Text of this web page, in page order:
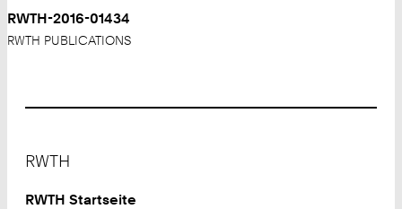
RWTH-2016-01434
RWTH PUBLICATIONS
RWTH
RWTH Startseite